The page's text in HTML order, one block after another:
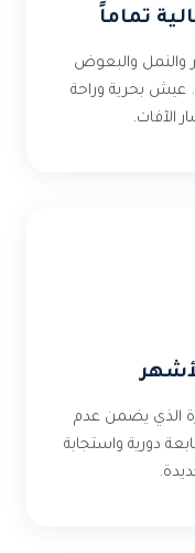
تماماً
والنمل والبعوض
عيش بحرية وراحة
الآفات.
الذي يضمن عدم
دورية واستجابة